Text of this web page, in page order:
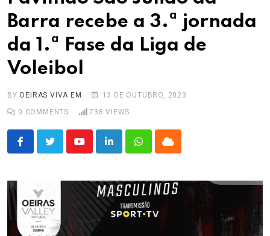
Cultura 🎭
Turismo✈️
Atividades 💬
Agenda 🗓️
Barra recebe a 3.ª jornada
da 1.ª Fase da Liga de
Voleibol
BY OEIRAS VIVA EM
13 DE OUTUBRO, 2023
0 COMMENTS 738 VIEWS
YoutubeLinkedInWhatsappCloud